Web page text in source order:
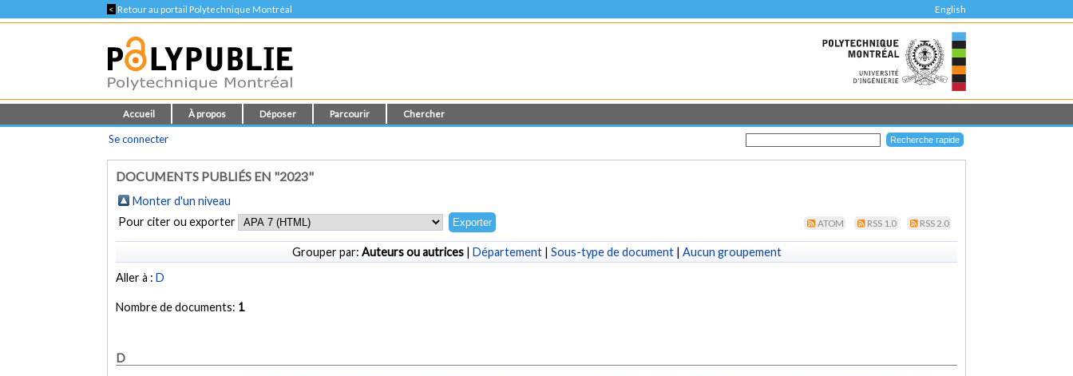
< Retour au portail Polytechnique Montréal English
Accueil À propos Déposer Parcourir Chercher
Se connecter
DOCUMENTS PUBLIÉS EN "2023"
Monter d'un niveau
Pour citer ou exporter
ATOM RSS 1.0 RSS 2.0
Grouper par: Auteurs ou autrices| Département| Sous-type de document| Aucun groupement
Aller à :D
Nombre de documents: 1
D